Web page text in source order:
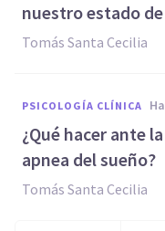
nuestro estado
Tomás Santa Cecilia
PSICOLOGÍA CLÍNICA
¿Qué hacer ante
apnea del sueño?
Tomás Santa Cecilia